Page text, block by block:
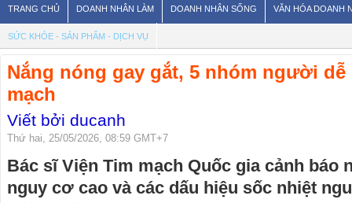
TRANG CHỦ DOANH NHÂN LÀM DOANH NHÂN SỐNG VĂN HÓA DOANH
SỨC KHỎE - SẢN PHẨM - DỊCH VỤ
Nắng nóng gay gắt, 5 nhóm người
mạch
Viết bởi ducanh
Thứ hai, 25/05/2026, 08:59 GMT+7
Bác sĩ Viện Tim mạch Quốc gia cảnh
nguy cơ cao và các dấu hiệu sốc nhiệt